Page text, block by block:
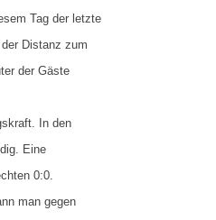
Tag der letzte
Distanz zum
der Gäste
In den
Eine
0:0.
man gegen